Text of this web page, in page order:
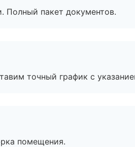
Полный пакет документов.
точный график с
помещения.